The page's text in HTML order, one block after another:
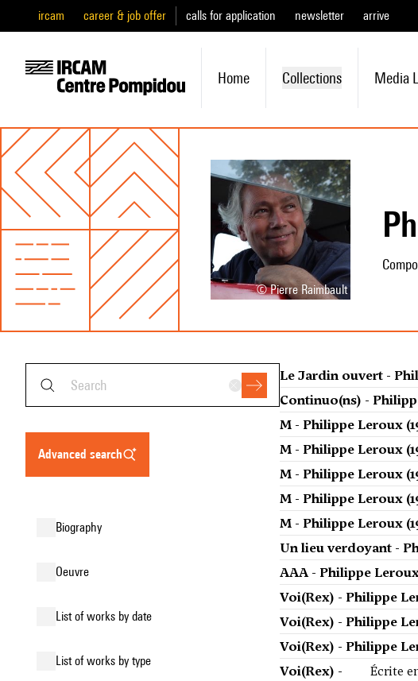
ircam career & job offer calls for application newsletter arrive
Home Collections Media
© Pierre Raimbault
advanced search
biography
oeuvre
list of works by date
list of works by type
Le Jardin ouvert -
Continuo(ns) -
M - Philippe Leroux
M - Philippe Leroux
M - Philippe Leroux
M - Philippe Leroux
M - Philippe Leroux
Un lieu verdoyant -
AAA - Philippe
Voi(Rex) - Philippe
Voi(Rex) - Philippe
Voi(Rex) - Philippe
Voi(Rex) -
Écrite